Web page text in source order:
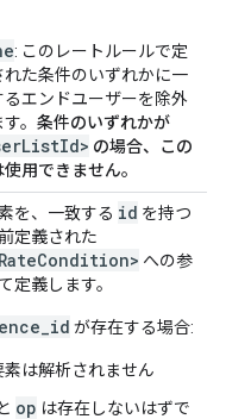
: このレートルールで定
れた条件のいずれかに一
るエンドユーザーを除外
。 条件のいずれかが
の場合、この
用できません。
を、一致する id を持つ
定義された
への参
定義します。
が存在する場合:
素は解析されません
op は存在しないはずで